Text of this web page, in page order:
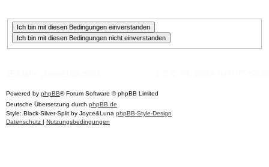
Powered by phpBB® Forum Software © phpBB Limited
Deutsche Übersetzung durch phpBB.de
Style: Black-Silver-Split by Joyce&Luna phpBB-Style-Design
Datenschutz | Nutzungsbedingungen